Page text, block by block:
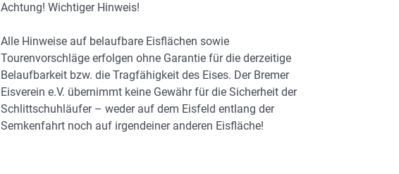
Achtung! Wichtiger Hinweis!
Alle Hinweise auf belaufbare Eisflächen sowie
Tourenvorschläge erfolgen ohne Garantie für die derzeitige
Belaufbarkeit bzw. die Tragfähigkeit des Eises. Der Bremer
Eisverein e.V. übernimmt keine Gewähr für die Sicherheit der
Schlittschuhläufer – weder auf dem Eisfeld entlang der
Semkenfahrt noch auf irgendeiner anderen Eisfläche!